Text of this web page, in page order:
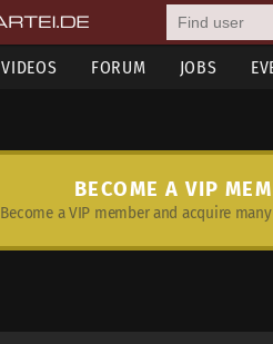
VIDEOS FORUM JOBS
BECOME A VIP
Become a VIP member and acquire